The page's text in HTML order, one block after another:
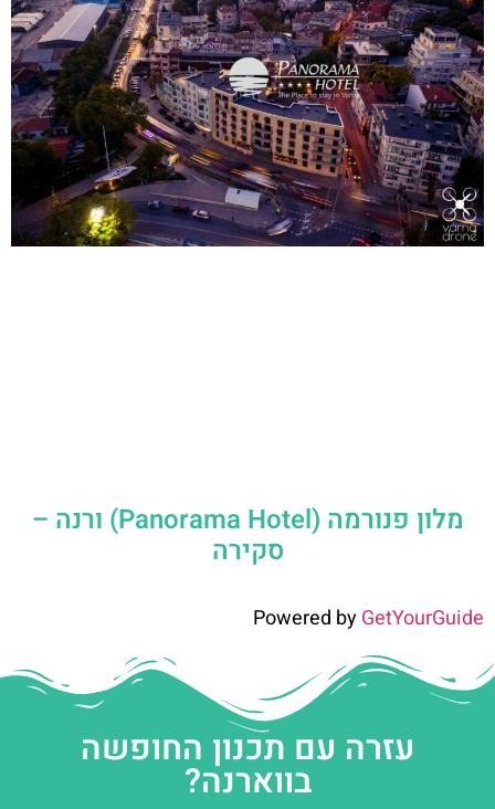
מלון פנורמה (Panorama Hotel) ורנה –
סקירה
Powered byGetYourGuide
עזרה עם תכנון החופשה
בווארנה?